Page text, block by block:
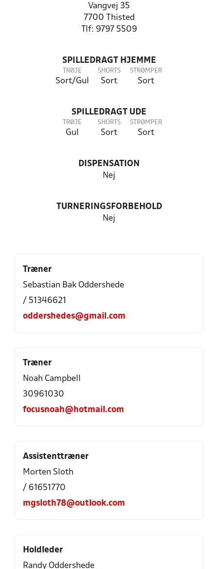
Vangvej 35
7700 Thisted
Tlf: 9797 5509
SPILLEDRAGT HJEMME
TRØJE
Sort/Gul
SHORTS
Sort
STRØMPER
Sort
SPILLEDRAGT UDE
TRØJE
Gul
SHORTS
Sort
STRØMPER
Sort
DISPENSATION
Nej
TURNERINGSFORBEHOLD
Nej
Træner
Sebastian Bak Oddershede
/ 51346621
oddershedes@gmail.com
Træner
Noah Campbell
30961030
focusnoah@hotmail.com
Assistenttræner
Morten Sloth
/ 61651770
mgsloth78@outlook.com
Holdleder
Randy Oddershede